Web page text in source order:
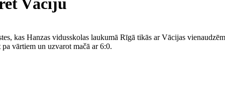
Vāciju
kas Hanzas vidusskolas laukumā Rīgā tikās ar Vācijas
vārtiem un uzvarot mačā ar 6:0.